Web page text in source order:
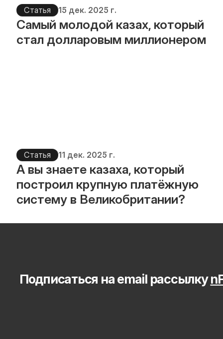
Статья 15 дек. 2025 г.
Самый молодой казах, который
стал долларовым миллионером
Статья 11 дек. 2025 г.
А вы знаете казаха, который
построил крупную платёжную
систему в Великобритании?
Подписаться на email рассылку